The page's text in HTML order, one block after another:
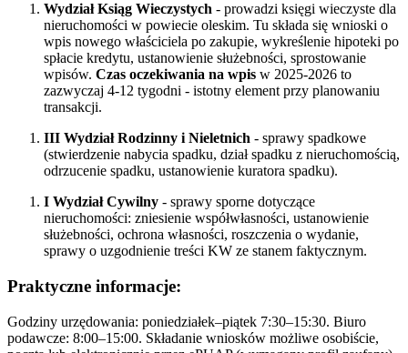
Wydział Ksiąg Wieczystych - prowadzi księgi wieczyste dla
nieruchomości w powiecie oleskim. Tu składa się wnioski o
wpis nowego właściciela po zakupie, wykreślenie hipoteki po
spłacie kredytu, ustanowienie służebności, sprostowanie
wpisów. Czas oczekiwania na wpis w 2025-2026 to
zazwyczaj 4-12 tygodni - istotny element przy planowaniu
transakcji.
III Wydział Rodzinny i Nieletnich - sprawy spadkowe
(stwierdzenie nabycia spadku, dział spadku z nieruchomością,
odrzucenie spadku, ustanowienie kuratora spadku).
I Wydział Cywilny - sprawy sporne dotyczące
nieruchomości: zniesienie współwłasności, ustanowienie
służebności, ochrona własności, roszczenia o wydanie,
sprawy o uzgodnienie treści KW ze stanem faktycznym.
Praktyczne informacje:
Godziny urzędowania: poniedziałek–piątek 7:30–15:30. Biuro
podawcze: 8:00–15:00. Składanie wniosków możliwe osobiście,